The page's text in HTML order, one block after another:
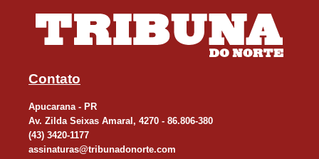
Contato
Apucarana - PR
Av. Zilda Seixas Amaral, 4270 - 86.806-380
(43) 3420-1177
assinaturas@tribunadonorte.com